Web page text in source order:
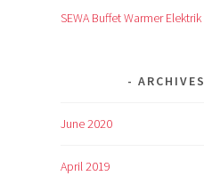
SEWA Buffet Warmer Elektrik
ARCHIVES
June 2020
April 2019